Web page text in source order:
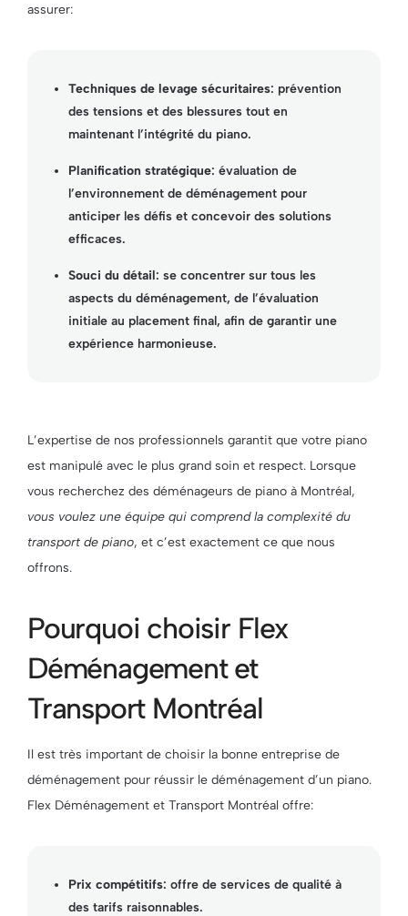
assurer:
Techniques de levage sécuritaires: prévention
des tensions et des blessures tout en
maintenant l’intégrité du piano.
Planification stratégique: évaluation de
l’environnement de déménagement pour
anticiper les défis et concevoir des solutions
efficaces.
Souci du détail: se concentrer sur tous les
aspects du déménagement, de l’évaluation
initiale au placement final, afin de garantir une
expérience harmonieuse.
L’expertise de nos professionnels garantit que votre piano
est manipulé avec le plus grand soin et respect. Lorsque
vous recherchez des déménageurs de piano à Montréal,
vous voulez une équipe qui comprend la complexité du
transport de piano, et c’est exactement ce que nous
offrons.
Pourquoi choisir Flex
Déménagement et
Transport Montréal
Il est très important de choisir la bonne entreprise de
déménagement pour réussir le déménagement d’un piano.
Flex Déménagement et Transport Montréal offre:
Prix compétitifs: offre de services de qualité à
des tarifs raisonnables.